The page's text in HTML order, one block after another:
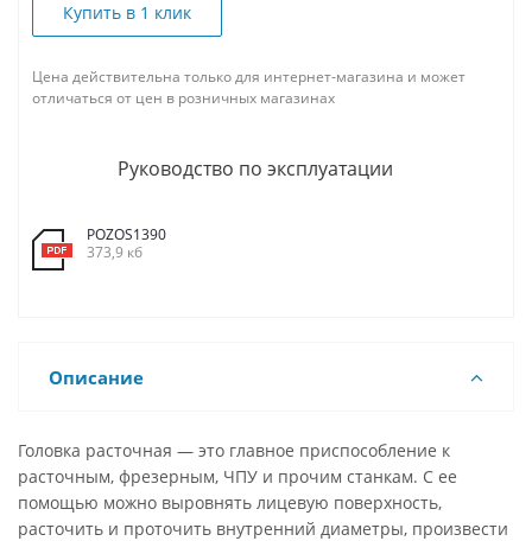
Купить в 1 клик
Цена действительна только для интернет-магазина и может
отличаться от цен в розничных магазинах
Руководство по эксплуатации
POZOS1390
373,9 кб
Описание
Головка расточная — это главное приспособление к
расточным, фрезерным, ЧПУ и прочим станкам. С ее
помощью можно выровнять лицевую поверхность,
расточить и проточить внутренний диаметры, произвести